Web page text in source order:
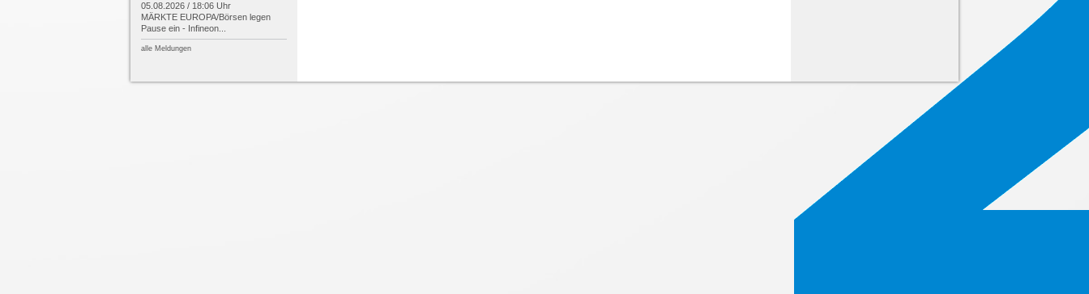
05.08.2026 / 18:06 Uhr
MÄRKTE EUROPA/Börsen legen
Pause ein - Infineon...
alle Meldungen